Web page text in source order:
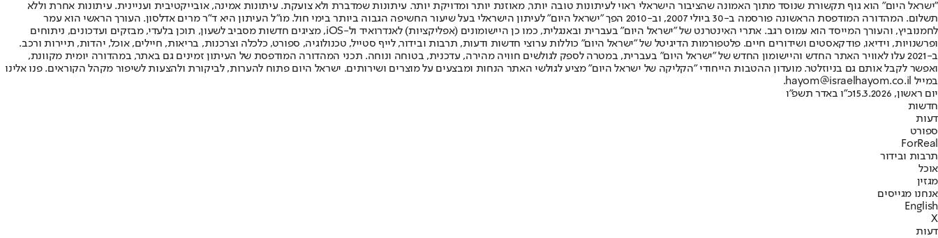
"ישראל היום" הוא גוף תקשורת שנוסד מתוך האמונה שהציבור הישראלי ראוי לעיתונות טובה יותר, מאוזנת יותר ומדויקת יותר. עיתונות שמדברת ולא צועקת. עיתונות אמינה, אובייקטיבית ועניינית. עיתונות אחרת וללא
תשלום. המהדורה המודפסת הראשונה פורסמה ב-30 ביולי 2007, וב-2010 הפך "ישראל היום" לעיתון הישראלי בעל שיעור החשיפה הגבוה ביותר בימי חול. מו"ל העיתון היא ד"ר מרים אדלסון. העורך הראשי הוא עמר
לחמנוביץ, והעורך המייסד הוא עמוס רגב. אתרי האינטרנט של "ישראל היום" בעברית ובאנגלית, כמו כן היישומונים (אפליקציות) לאנדרואיד ול-iOS, מציגים חדשות מסביב לשעון, תוכן בלעדי, מבזקים ועדכונים, ניתוחים
ופרשנויות, וידיאו, פודקאסטים ושידורים חיים. פלטפורמות הדיגיטל של "ישראל היום" כוללות ערוצי חדשות ודעות, תרבות ובידור, לייף סטייל, טכנולוגיה, ספורט, כלכלה וצרכנות, בריאות, חיילים, אוכל, יהדות, תיירות ורכב.
ב-2021 עלו לאוויר האתר החדש והיישומון החדש של "ישראל היום" בעברית, במטרה לספק לגולשים חוויה מהירה, עדכנית, בטוחה ונוחה. תכני המהדורה המודפסת של העיתון זמינים גם באתר, במהדורה יומית מקוונת,
ואפשר לקבל אותם גם בניוזלטר. מועדון ההטבות הייחודי "הקליקה של ישראל היום" מציע לגולשי האתר הנחות ומבצעים על מוצרים ושירותים. ישראל היום פתוח להערות, לביקורת ולהצעות לשיפור מקהל הקוראים. פנו אלינו
במייל hayom@israelhayom.co.il.
יום ראשון, 15.3.2026
כ"ו באדר תשפ"ו
חדשות
דעות
ספורט
ForReal
תרבות ובידור
אוכל
מגזין
אנחנו מגייסים
English
X
דעות